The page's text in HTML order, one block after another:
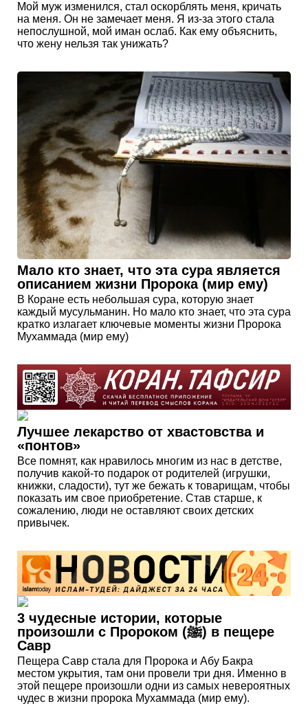
Мой муж изменился, стал оскорблять меня, кричать
на меня. Он не замечает меня. Я из-за этого стала
непослушной, мой иман ослаб. Как ему объяснить,
что жену нельзя так унижать?
Мало кто знает, что эта сура является
описанием жизни Пророка (мир ему)
В Коране есть небольшая сура, которую знает
каждый мусульманин. Но мало кто знает, что эта сура
кратко излагает ключевые моменты жизни Пророка
Мухаммада (мир ему)
Лучшее лекарство от хвастовства и
«понтов»
Все помнят, как нравилось многим из нас в детстве,
получив какой-то подарок от родителей (игрушки,
книжки, сладости), тут же бежать к товарищам, чтобы
показать им свое приобретение. Став старше, к
сожалению, люди не оставляют своих детских
привычек.
3 чудесные истории, которые
произошли с Пророком (ﷺ) в пещере
Савр
Пещера Савр стала для Пророка и Абу Бакра
местом укрытия, там они провели три дня. Именно в
этой пещере произошли одни из самых невероятных
чудес в жизни пророка Мухаммада (мир ему).